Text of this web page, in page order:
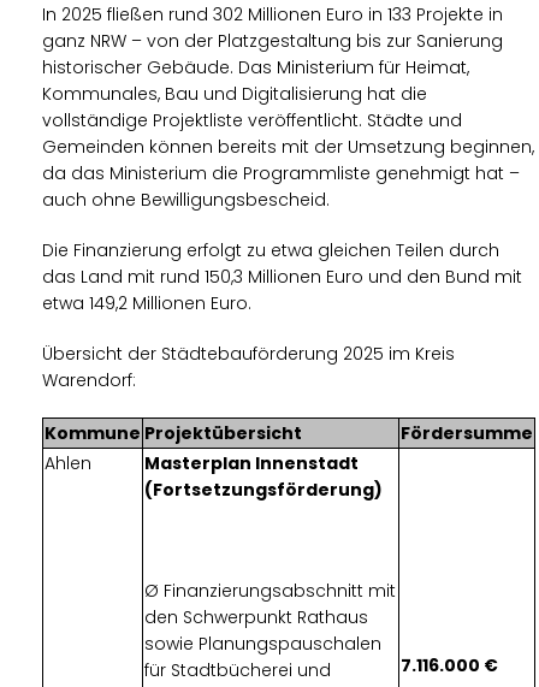
In 2025 fließen rund 302 Millionen Euro in 133 Projekte in
ganz NRW – von der Platzgestaltung bis zur Sanierung
historischer Gebäude. Das Ministerium für Heimat,
Kommunales, Bau und Digitalisierung hat die
vollständige Projektliste veröffentlicht. Städte und
Gemeinden können bereits mit der Umsetzung beginnen,
da das Ministerium die Programmliste genehmigt hat –
auch ohne Bewilligungsbescheid.
Die Finanzierung erfolgt zu etwa gleichen Teilen durch
das Land mit rund 150,3 Millionen Euro und den Bund mit
etwa 149,2 Millionen Euro.
Übersicht der Städtebauförderung 2025 im Kreis
Warendorf:
Kommune Projektübersicht
Fördersumme
Ahlen
Masterplan Innenstadt
(Fortsetzungsförderung)
Ø Finanzierungsabschnitt mit
den Schwerpunkt Rathaus
sowie Planungspauschalen
für Stadtbücherei und
7.116.000